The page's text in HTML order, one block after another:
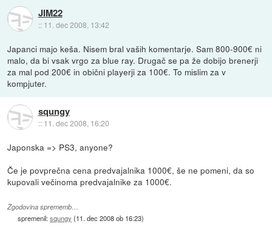
JIM22
:: 11. dec 2008, 13:42
Japanci majo keša. Nisem bral vaših komentarje. Sam 800-900€ ni
malo, da bi vsak vrgo za blue ray. Drugač se pa že dobijo brenerji
za mal pod 200€ in obični playerji za 100€. To mislim za v
kompjuter.
squngy
:: 11. dec 2008, 16:20
Japonska => PS3, anyone?
Če je povprečna cena predvajalnika 1000€, še ne pomeni, da so
kupovali večinoma predvajalnike za 1000€.
Zgodovina sprememb…
spremenil:squngy (11. dec 2008 ob 16:23)